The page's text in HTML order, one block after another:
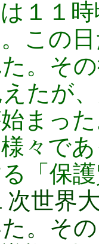
１１
この
。そ
たが
まっ
々で
「保
次世界
。そ